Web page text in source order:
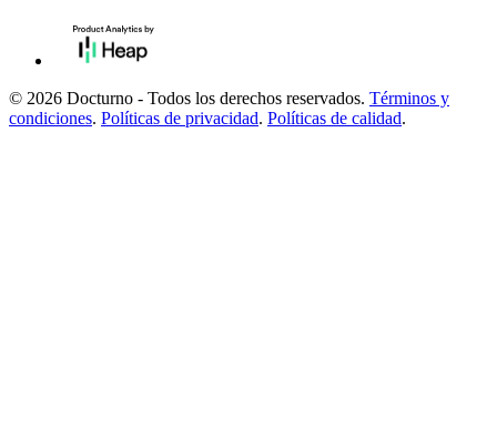
© 2026 Docturno - Todos los derechos reservados. Términos y
condiciones. Políticas de privacidad. Políticas de calidad.